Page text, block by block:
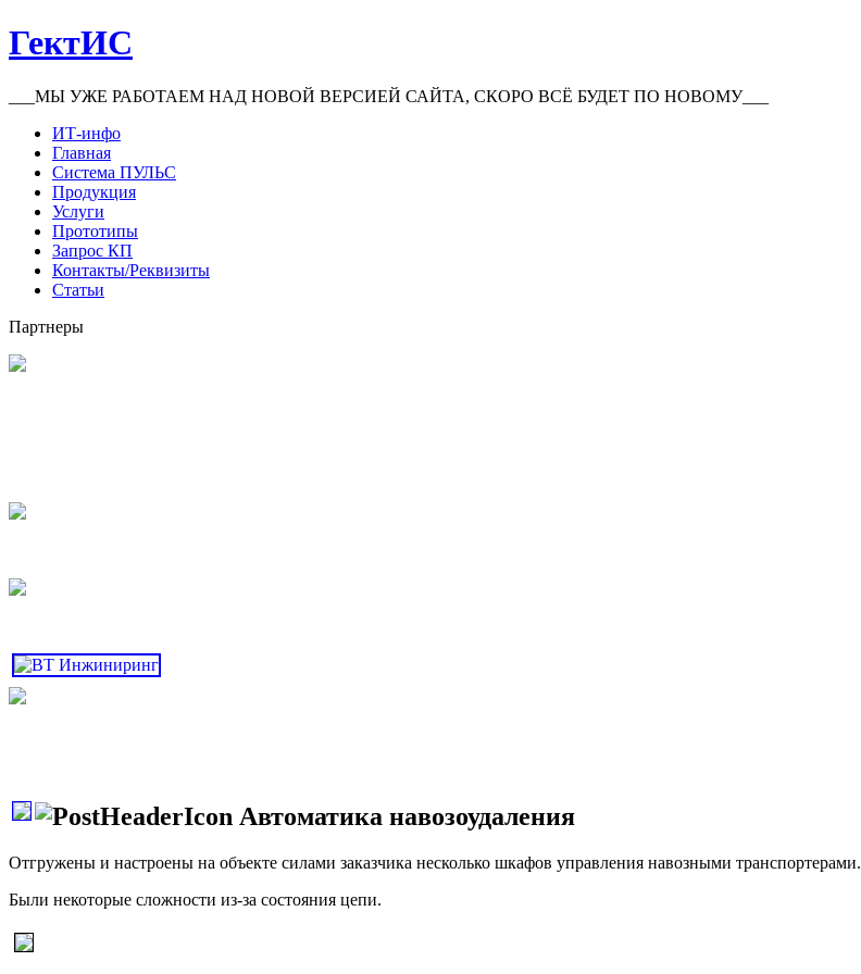
ГектИС
___МЫ УЖЕ РАБОТАЕМ НАД НОВОЙ ВЕРСИЕЙ САЙТА, СКОРО ВСЁ БУДЕТ ПО НОВОМУ___
ИТ-инфо
Главная
Система ПУЛЬС
Продукция
Услуги
Прототипы
Запрос КП
Контакты/Реквизиты
Статьи
Партнеры
Автоматика навозоудаления
Отгружены и настроены на объекте силами заказчика несколько шкафов управления навозными транспортерами.
Были некоторые сложности из-за состояния цепи.